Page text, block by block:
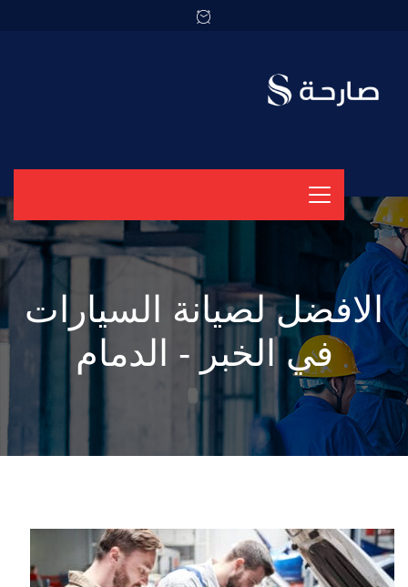
الافضل لصيانة السيارات
في الخبر - الدمام